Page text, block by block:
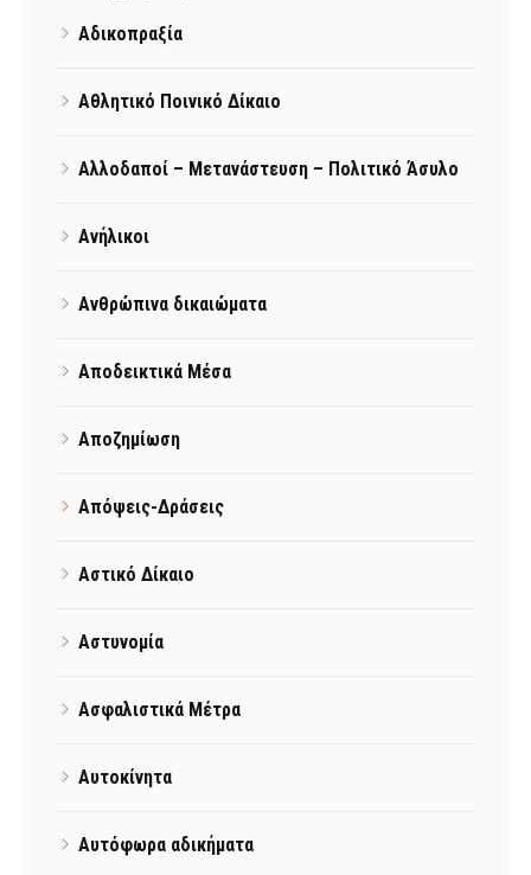
Αδικοπραξία
Αθλητικό Ποινικό Δίκαιο
Αλλοδαποί – Μετανάστευση – Πολιτικό Άσυλο
Ανήλικοι
Ανθρώπινα δικαιώματα
Αποδεικτικά Μέσα
Αποζημίωση
Απόψεις-Δράσεις
Αστικό Δίκαιο
Αστυνομία
Ασφαλιστικά Μέτρα
Αυτοκίνητα
Αυτόφωρα αδικήματα